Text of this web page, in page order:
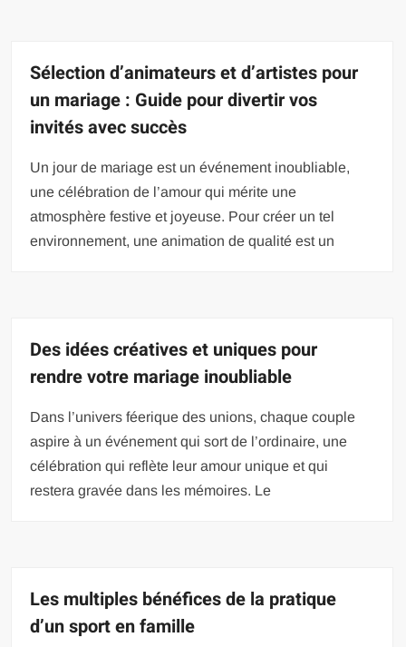
Sélection d’animateurs et d’artistes pour
un mariage : Guide pour divertir vos
invités avec succès
Un jour de mariage est un événement inoubliable,
une célébration de l’amour qui mérite une
atmosphère festive et joyeuse. Pour créer un tel
environnement, une animation de qualité est un
Des idées créatives et uniques pour
rendre votre mariage inoubliable
Dans l’univers féerique des unions, chaque couple
aspire à un événement qui sort de l’ordinaire, une
célébration qui reflète leur amour unique et qui
restera gravée dans les mémoires. Le
Les multiples bénéfices de la pratique
d’un sport en famille